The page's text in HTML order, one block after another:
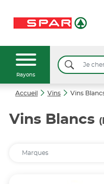
Rayons
Accueil Vins Vins
Vins Blancs